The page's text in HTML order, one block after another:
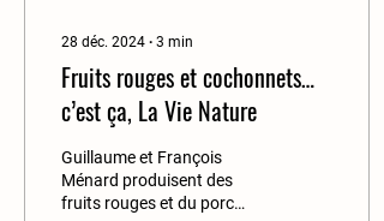
28 déc. 2024 ∙ 3 min
Fruits rouges et cochonnets…
c’est ça, La Vie Nature
Guillaume et François
Ménard produisent des
fruits rouges et du porc